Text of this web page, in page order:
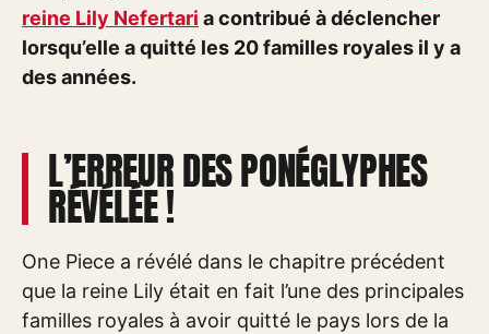
reine Lily Nefertari a contribué à déclencher
lorsqu’elle a quitté les 20 familles royales il y a
des années.
L’ERREUR DES PONÉGLYPHES
RÉVÉLÉE !
One Piece a révélé dans le chapitre précédent
que la reine Lily était en fait l’une des principales
familles royales à avoir quitté le pays lors de la